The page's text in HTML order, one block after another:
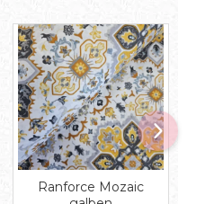
Ranforce Mozaic